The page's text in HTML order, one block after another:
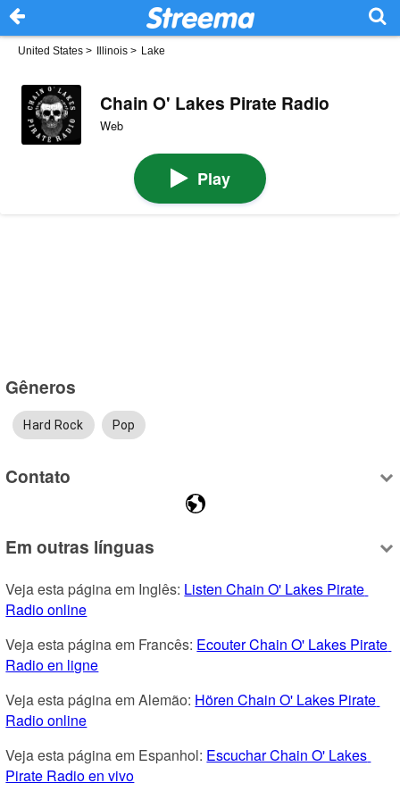
United States > Illinois > Lake
Chain O' Lakes Pirate Radio
Web
Play
Gêneros
Hard Rock Pop
Contato
Em outras línguas
Veja esta página em Inglês: Listen Chain O' Lakes Pirate
Radio online
Veja esta página em Francês: Ecouter Chain O' Lakes Pirate
Radio en ligne
Veja esta página em Alemão: Hören Chain O' Lakes Pirate
Radio online
Veja esta página em Espanhol: Escuchar Chain O' Lakes
Pirate Radio en vivo